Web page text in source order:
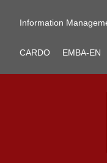
Information
CARDO EMBA-EN